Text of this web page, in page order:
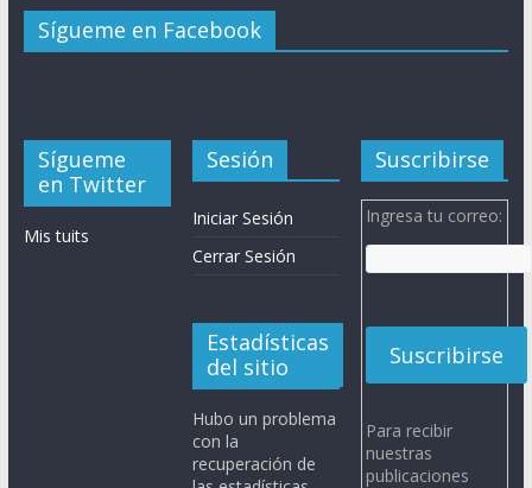
Sígueme en Facebook
Sígueme
en Twitter
Mis tuits
Sesión
Iniciar Sesión
Cerrar Sesión
Estadísticas
del sitio
Hubo un problema
con la
recuperación de
Suscribirse
Ingresa tu correo:
Para recibir
nuestras
publicaciones